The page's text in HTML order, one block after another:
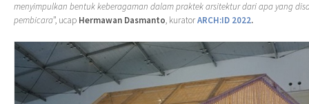
menyimpulkan bentuk keberagaman dalam praktek arsitektur dari apa yang
pembicara”, ucap Hermawan Dasmanto, kuratorARCH:ID 2022.